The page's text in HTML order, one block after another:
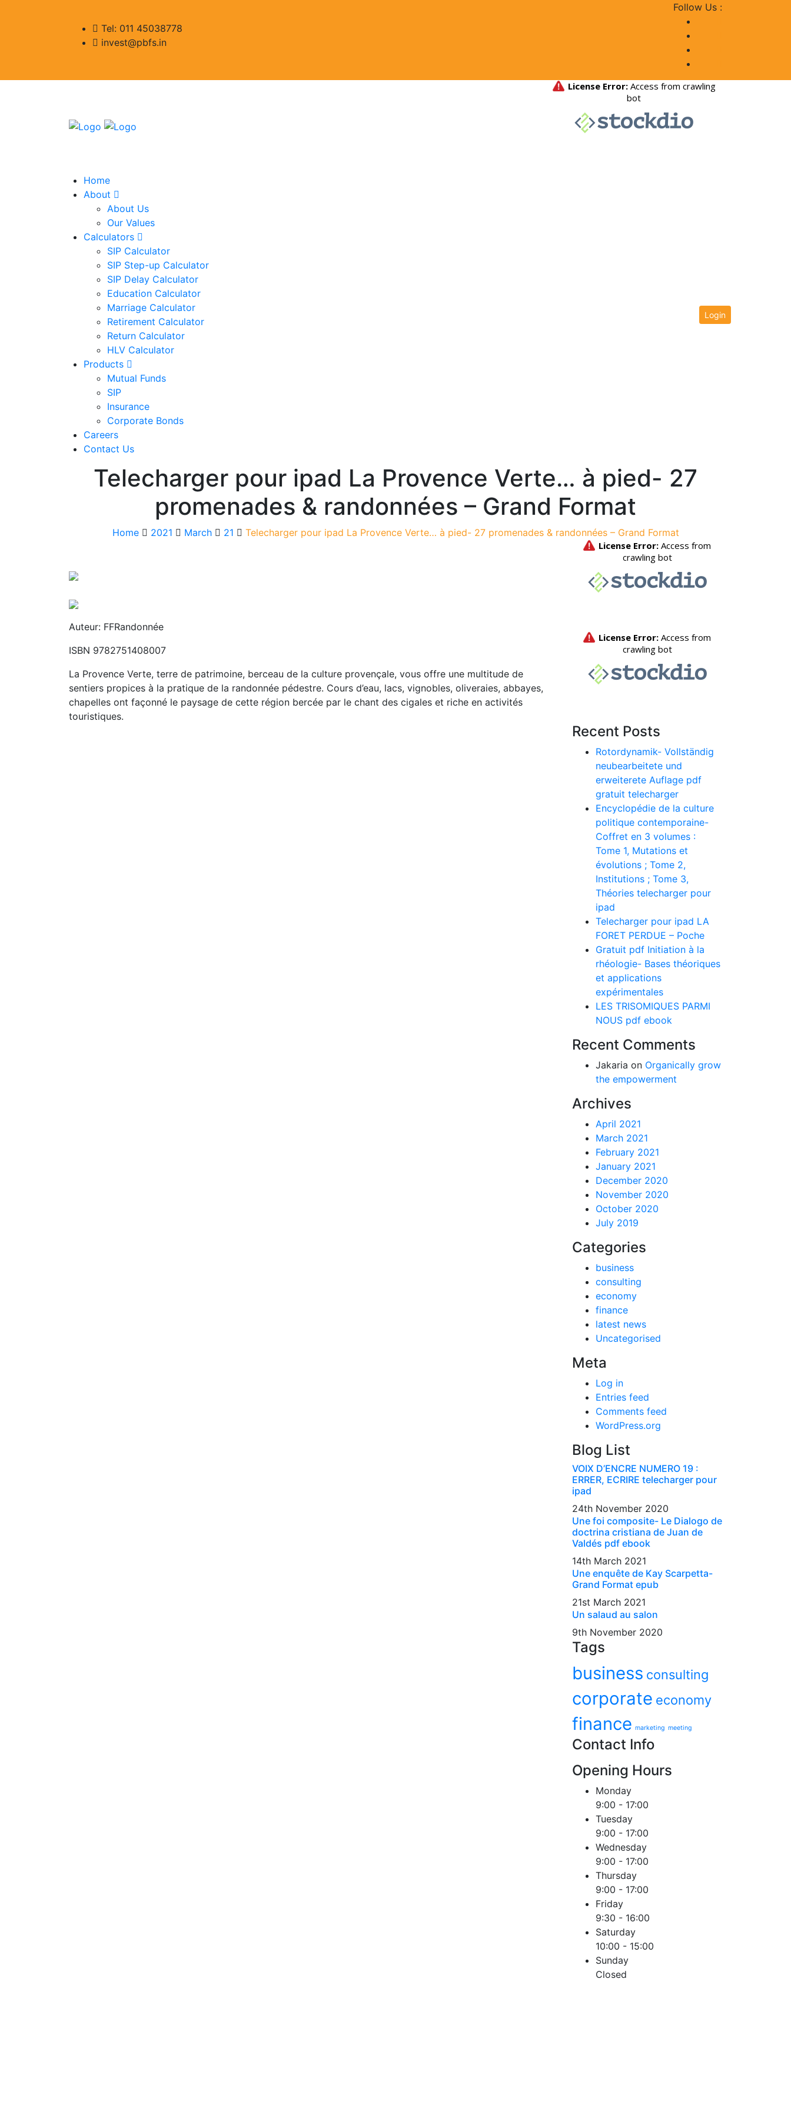
Tel: 011 45038778
invest@pbfs.in
Follow Us :
Home
About
About Us
Our Values
Calculators
SIP Calculator
SIP Step-up Calculator
SIP Delay Calculator
Education Calculator
Marriage Calculator
Retirement Calculator
Return Calculator
HLV Calculator
Products
Mutual Funds
SIP
Insurance
Corporate Bonds
Careers
Contact Us
Login
Telecharger pour ipad La Provence Verte… à pied- 27
promenades & randonnées – Grand Format
Home 2021 March 21 Telecharger pour ipad La Provence Verte… à pied- 27 promenades & randonnées – Grand Format
Auteur: FFRandonnée
ISBN 9782751408007
La Provence Verte, terre de patrimoine, berceau de la culture provençale, vous offre une multitude de
sentiers propices à la pratique de la randonnée pédestre. Cours d’eau, lacs, vignobles, oliveraies, abbayes,
chapelles ont façonné le paysage de cette région bercée par le chant des cigales et riche en activités
touristiques.
Recent Posts
Rotordynamik- Vollständig
neubearbeitete und
erweiterete Auflage pdf
gratuit telecharger
Encyclopédie de la culture
politique contemporaine-
Coffret en 3 volumes :
Tome 1, Mutations et
évolutions ; Tome 2,
Institutions ; Tome 3,
Théories telecharger pour
ipad
Telecharger pour ipad LA
FORET PERDUE – Poche
Gratuit pdf Initiation à la
rhéologie- Bases théoriques
et applications
expérimentales
LES TRISOMIQUES PARMI
NOUS pdf ebook
Recent Comments
Jakaria on Organically grow
the empowerment
Archives
April 2021
March 2021
February 2021
January 2021
December 2020
November 2020
October 2020
July 2019
Categories
business
consulting
economy
finance
latest news
Uncategorised
Meta
Log in
Entries feed
Comments feed
WordPress.org
Blog List
VOIX D’ENCRE NUMERO 19 :
ERRER, ECRIRE telecharger pour
ipad
24th November 2020
Une foi composite- Le Dialogo de
doctrina cristiana de Juan de
Valdés pdf ebook
14th March 2021
Une enquête de Kay Scarpetta-
Grand Format epub
21st March 2021
Un salaud au salon
9th November 2020
Tags
business consulting
corporate economy
finance marketing meeting
Contact Info
Opening Hours
Monday
9:00 - 17:00
Tuesday
9:00 - 17:00
Wednesday
9:00 - 17:00
Thursday
9:00 - 17:00
Friday
9:30 - 16:00
Saturday
10:00 - 15:00
Sunday
Closed